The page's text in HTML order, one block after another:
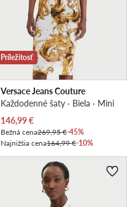
Príležitosť
Versace Jeans Couture
Každodenné šaty · Biela · Mini
Aktuálna cena
146,99€
Bežná cena269,95 €-45%
Najnižšia cena164,99 €-10%